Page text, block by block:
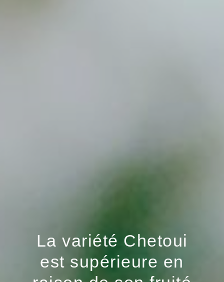
La variété Chetoui
est supérieure en